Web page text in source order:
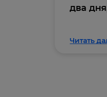
два
Читать